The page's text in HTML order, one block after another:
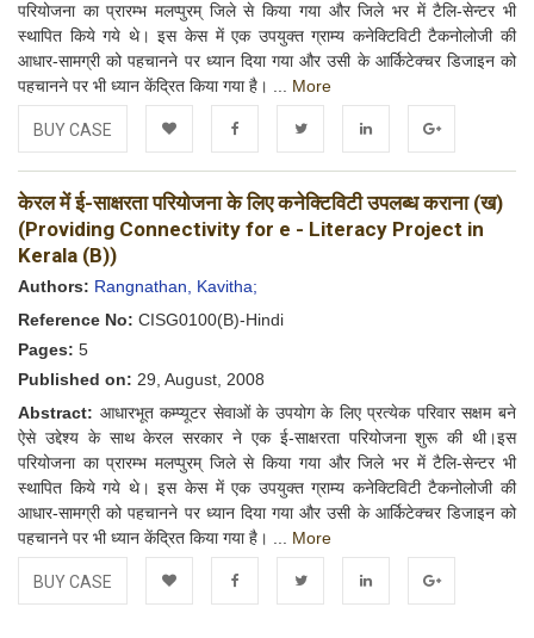
परियोजना का प्रारम्भ मलप्पुरम् जिले से किया गया और जिले भर में टैलि-सेन्टर भी
स्थापित किये गये थे। इस केस में एक उपयुक्त ग्राम्य कनेक्टिविटी टैकनोलोजी की
आधार-सामग्री को पहचानने पर ध्यान दिया गया और उसी के आर्किटेक्चर डिजाइन को
पहचानने पर भी ध्यान केंद्रित किया गया है। ... More
BUY CASE
Add to
Wishlist
FacebookTwitter LinkedIn Google+
केरल में ई-साक्षरता परियोजना के लिए कनेक्टिविटी उपलब्ध कराना (ख)
(Providing Connectivity for e - Literacy Project in
Kerala (B))
Authors: Rangnathan, Kavitha;
Reference No: CISG0100(B)-Hindi
Pages: 5
Published on: 29, August, 2008
Abstract: आधारभूत कम्प्यूटर सेवाओं के उपयोग के लिए प्रत्येक परिवार सक्षम बने
ऐसे उद्देश्य के साथ केरल सरकार ने एक ई-साक्षरता परियोजना शुरू की थी।इस
परियोजना का प्रारम्भ मलप्पुरम् जिले से किया गया और जिले भर में टैलि-सेन्टर भी
स्थापित किये गये थे। इस केस में एक उपयुक्त ग्राम्य कनेक्टिविटी टैकनोलोजी की
आधार-सामग्री को पहचानने पर ध्यान दिया गया और उसी के आर्किटेक्चर डिजाइन को
पहचानने पर भी ध्यान केंद्रित किया गया है। ... More
BUY CASE